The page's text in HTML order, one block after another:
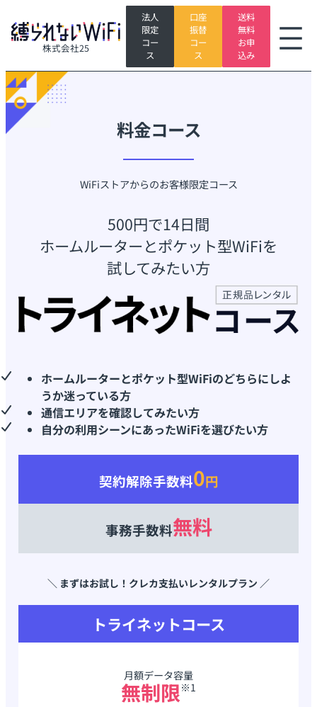
容
を
キ
ッ
プ
株式会社25
グ
ル
リ
ン
ク
法人
限定
コー
ス
口座
振替
コー
ス
送料
無料
お申
込み
料金コース
WiFiストアからのお客様限定コース
500円で14日間
ホームルーターとポケット型WiFiを
試してみたい方
ホームルーターとポケット型WiFiのどちらにしよ
うか迷っている方
通信エリアを確認してみたい方
自分の利用シーンにあったWiFiを選びたい方
契約解除手数料0円
事務手数料無料
＼ まずはお試し！クレカ支払いレンタルプラン ／
トライネットコース
月額データ容量
無制限※1